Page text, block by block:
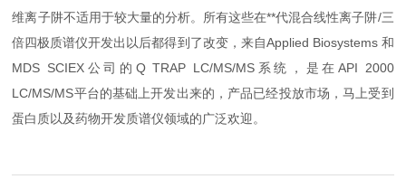
维离子阱不适用于较大量的分析。所有这些在**代混合线性离子阱/三
倍四极质谱仪开发出以后都得到了改变，来自Applied Biosystems 和
MDS SCIEX公司的Q TRAP LC/MS/MS系统，是在API 2000
LC/MS/MS平台的基础上开发出来的，产品已经投放市场，马上受到
蛋白质以及药物开发质谱仪领域的广泛欢迎。